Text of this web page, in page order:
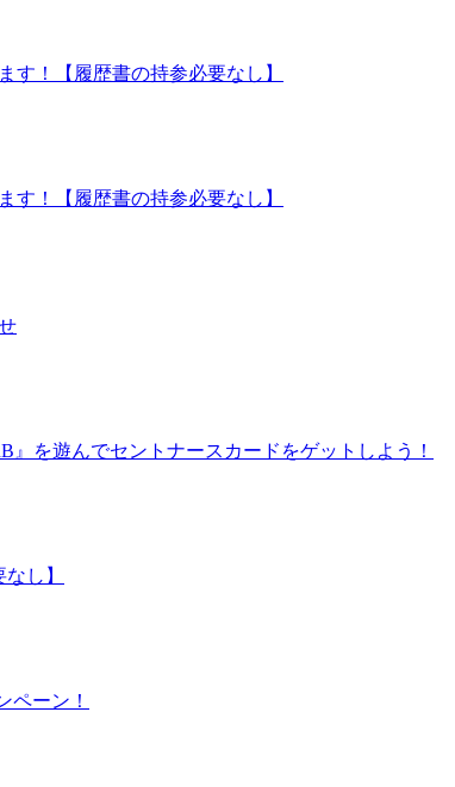
す！【履歴書の持参必要なし】
す！【履歴書の持参必要なし】
』を遊んでセントナースカードをゲットしよう！
し】
ペーン！